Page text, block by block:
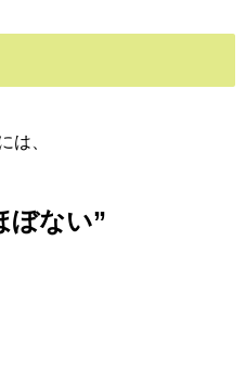
は、
ぼない”